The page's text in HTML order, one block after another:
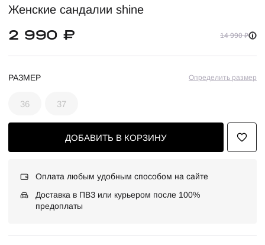
Женские сандалии shine
2 990 ₽ 14 990 ₽
РАЗМЕР Определить размер
36 37
ДОБАВИТЬ В КОРЗИНУ
Оплата любым удобным способом на сайте
Доставка в ПВЗ или курьером после 100%
предоплаты